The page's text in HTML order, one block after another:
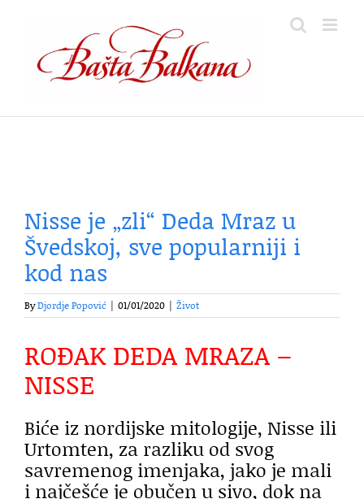
content
Nisse je „zli“ Deda Mraz u
Švedskoj, sve popularniji i
kod nas
ByDjordje Popović 01/01/2020 Život
ROĐAK DEDA MRAZA –
NISSE
Biće iz nordijske mitologije, Nisse ili
Urtomten, za razliku od svog
savremenog imenjaka, jako je mali
i najčešće je obučen u sivo, dok na